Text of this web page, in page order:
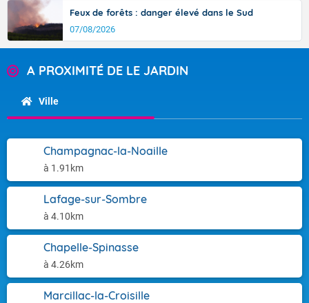
Feux de forêts : danger élevé dans le Sud
07/08/2026
A PROXIMITÉ DE LE JARDIN
Ville
Champagnac-la-Noaille
à 1.91km
Lafage-sur-Sombre
à 4.10km
Chapelle-Spinasse
à 4.26km
Marcillac-la-Croisille